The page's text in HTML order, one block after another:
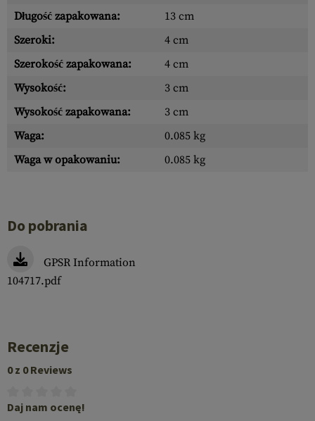
Długość zapakowana:
13 cm
Szeroki:
4 cm
Szerokość zapakowana:
4 cm
Wysokość:
3 cm
Wysokość zapakowana:
3 cm
Waga:
0.085 kg
Waga w opakowaniu:
0.085 kg
Do pobrania
GPSR Information
104717.pdf
Recenzje
0 z 0 Reviews
Daj nam ocenę!